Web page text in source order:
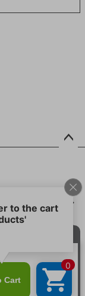
ップ
へ